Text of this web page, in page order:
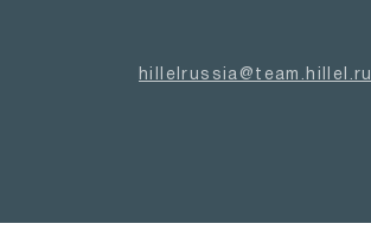
hillelrussia@team.hillel.ru